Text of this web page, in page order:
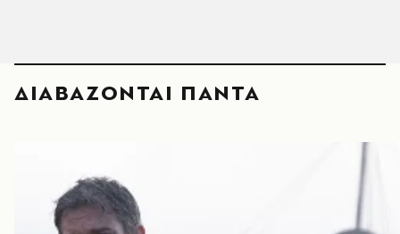
ΔΙΑΒΑΖΟΝΤΑΙ ΠΑΝΤΑ